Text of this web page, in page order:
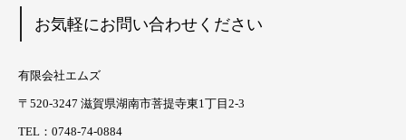
お気軽にお問い合わせください
有限会社エムズ
〒520-3247 滋賀県湖南市菩提寺東1丁目2-3
TEL：0748-74-0884